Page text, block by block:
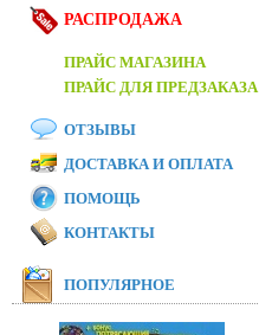
РАСПРОДАЖА
ПРАЙС МАГАЗИНА
ПРАЙС ДЛЯ ПРЕДЗАКАЗА
ОТЗЫВЫ
ДОСТАВКА И ОПЛАТА
ПОМОЩЬ
КОНТАКТЫ
ПОПУЛЯРНОЕ